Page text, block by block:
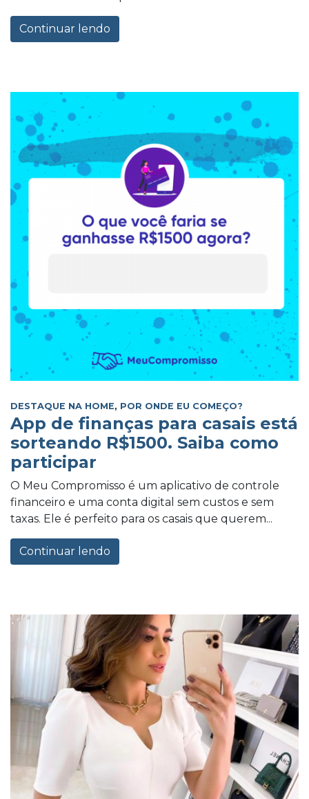
Continuar lendo
DESTAQUE NA HOME, POR ONDE EU COMEÇO?
App de finanças para casais está
sorteando R$1500. Saiba como
participar
O Meu Compromisso é um aplicativo de controle
financeiro e uma conta digital sem custos e sem
taxas. Ele é perfeito para os casais que querem...
Continuar lendo